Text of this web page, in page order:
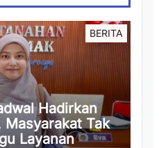
BERITA
Hadirkan
Masyarakat Tak
Layanan